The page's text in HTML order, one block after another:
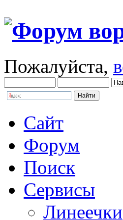
Пожалуйста,
Сайт
Форум
Поиск
Сервисы
Линеечки